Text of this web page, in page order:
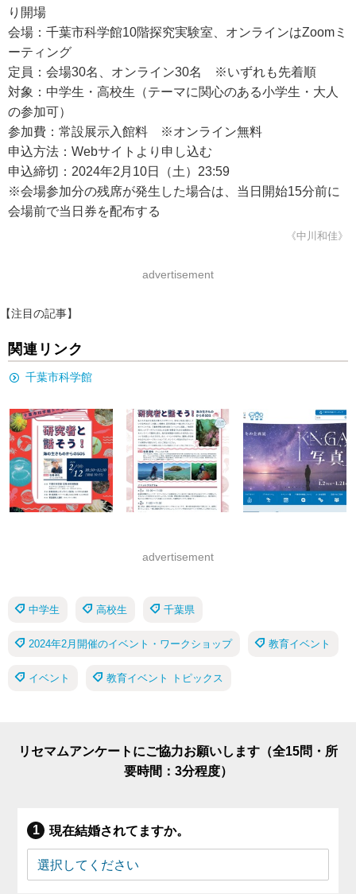
り開場
会場：千葉市科学館10階探究実験室、オンラインはZoomミ
ーティング
定員：会場30名、オンライン30名 ※いずれも先着順
対象：中学生・高校生（テーマに関心のある小学生・大人
の参加可）
参加費：常設展示入館料 ※オンライン無料
申込方法：Webサイトより申し込む
申込締切：2024年2月10日（土）23:59
※会場参加分の残席が発生した場合は、当日開始15分前に
会場前で当日券を配布する
《中川和佳》
advertisement
【注目の記事】
関連リンク
千葉市科学館
advertisement
中学生 高校生 千葉県
2024年2月開催のイベント・ワークショップ 教育イベント
イベント 教育イベント トピックス
リセマムアンケートにご協力お願いします（全15問・所
要時間：3分程度）
現在結婚されてますか。